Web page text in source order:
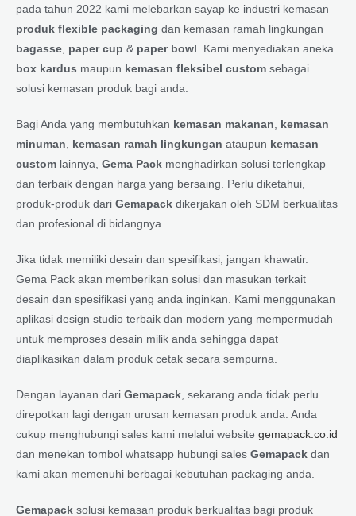
pada tahun 2022 kami melebarkan sayap ke industri kemasan
produk flexible packaging dan kemasan ramah lingkungan
bagasse paper cup & paper bowl . Kami menyediakan aneka
box kardus maupun kemasan fleksibel custom sebagai
solusi kemasan produk bagi anda.
Bagi Anda yang membutuhkan kemasan makanan
kemasan
minuman
kemasan ramah lingkungan ataupun kemasan
custom lainnya, Gema Pack menghadirkan solusi terlengkap
dan terbaik dengan harga yang bersaing. Perlu diketahui,
produk-produk dari Gemapack dikerjakan oleh SDM berkualitas
dan profesional di bidangnya.
Jika tidak memiliki desain dan spesifikasi, jangan khawatir.
Gema Pack akan memberikan solusi dan masukan terkait
desain dan spesifikasi yang anda inginkan. Kami menggunakan
aplikasi design studio terbaik dan modern yang mempermudah
untuk memproses desain milik anda sehingga dapat
diaplikasikan dalam produk cetak secara sempurna.
Dengan layanan dari Gemapack , sekarang anda tidak perlu
direpotkan lagi dengan urusan kemasan produk anda. Anda
cukup menghubungi sales kami melalui website gemapack.co.id
dan menekan tombol whatsapp hubungi sales Gemapack dan
kami akan memenuhi berbagai kebutuhan packaging anda.
Gemapack solusi kemasan produk berkualitas bagi produk